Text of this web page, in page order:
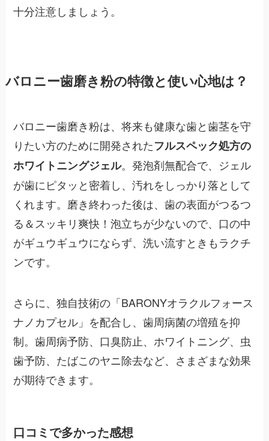
十分注意しましょう。
バロニー歯磨き粉の特徴と使い心地は？
バロニー歯磨き粉は、将来も健康な歯と歯茎を守
りたい方のために開発されたフルスペック処方の
ホワイトニングジェル。発泡剤無配合で、ジェル
が歯にピタッと密着し、汚れをしっかり落として
くれます。磨き終わった後は、歯の表面がつるつ
る＆スッキリ爽快！泡立ちが少ないので、口の中
がギュウギュウにならず、洗い流すときもラクチ
ンです。
さらに、独自技術の「BARONYオラクルフォース
ナノカプセル」を配合し、歯周病菌の増殖を抑
制。歯周病予防、口臭防止、ホワイトニング、虫
歯予防、たばこのヤニ除去など、さまざまな効果
が期待できます。
口コミで多かった感想